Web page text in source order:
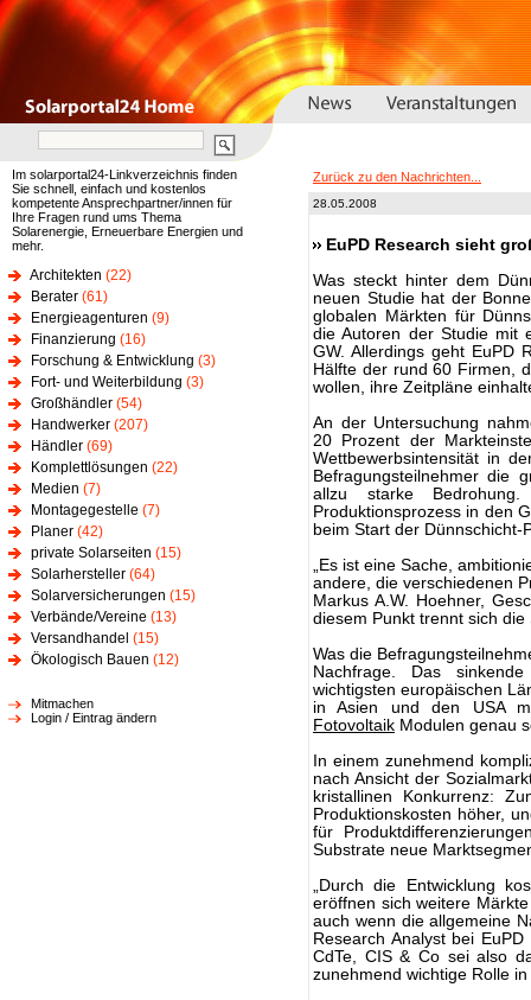
Im solarportal24-Linkverzeichnis finden
Sie schnell, einfach und kostenlos
kompetente Ansprechpartner/innen für
Ihre Fragen rund ums Thema
Solarenergie, Erneuerbare Energien und
mehr.
Architekten (22)
Berater (61)
Energieagenturen (9)
Finanzierung (16)
Forschung & Entwicklung (3)
Fort- und Weiterbildung (3)
Großhändler (54)
Handwerker (207)
Händler (69)
Komplettlösungen (22)
Medien (7)
Montagegestelle (7)
Planer (42)
private Solarseiten (15)
Solarhersteller (64)
Solarversicherungen (15)
Verbände/Vereine (13)
Versandhandel (15)
Ökologisch Bauen (12)
Mitmachen
Login / Eintrag ändern
Zurück zu den Nachrichten...
28.05.2008
EuPD Research sieht
Was steckt hinter dem
neuen Studie hat der
globalen Märkten für
die Autoren der Studie mit
GW. Allerdings geht EuPD
Hälfte der rund 60 Firmen,
wollen, ihre Zeitpläne
An der Untersuchung
20 Prozent der
Wettbewerbsintensität in
Befragungsteilnehmer die
allzu starke
Produktionsprozess in den
beim Start der
„Es ist eine Sache,
andere, die verschiedenen
Markus A.W. Hoehner,
diesem Punkt trennt sich
Was die
Nachfrage. Das
wichtigsten europäischen
in Asien und den USA
Fotovoltaik Modulen genau
In einem zunehmend
nach Ansicht der
kristallinen Konkurrenz:
Produktionskosten höher,
für
Substrate neue
„Durch die Entwicklung
eröffnen sich weitere
auch wenn die allgemeine
Research Analyst bei
CdTe, CIS & Co sei also
zunehmend wichtige Rolle